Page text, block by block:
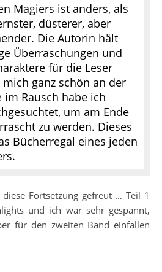
Magiers ist anders, als
düsterer, aber
Die Autorin hält
Überraschungen und
für die Leser
ganz schön an der
im Rausch habe ich
um am Ende
zu werden. Dieses
Bücherregal eines jeden
und ich war sehr gespannt,
für den zweiten Band einfallen